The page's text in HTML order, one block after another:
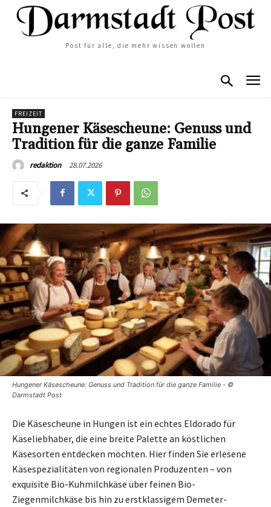
Post für alle, die mehr wissen wollen
FREIZEIT
Hungener Käsescheune: Genuss und
Tradition für die ganze Familie
redaktion 28.07.2026
Hungener Käsescheune: Genuss und Tradition für die ganze Familie - ©
Darmstadt Post
Die Käsescheune in Hungen ist ein echtes Eldorado für
Käseliebhaber, die eine breite Palette an köstlichen
Käsesorten entdecken möchten. Hier finden Sie erlesene
Käsespezialitäten von regionalen Produzenten – von
exquisite Bio-Kuhmilchkäse über feinen Bio-
Ziegenmilchkäse bis hin zu erstklassigem Demeter-